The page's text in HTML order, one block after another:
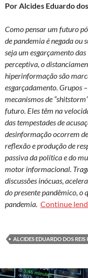
Por Alcides Eduardo
Como pensar um futuro
de pandemia é negada ou
seja um esgarçamento
perceptiva, o
hiperinformação são
esgarçadamento. Grupos
mecanismos de
futuro. Eles têm na
das tempestades de
desinformação ocorrem
reflexão e produção de
passiva da política e do
motor informacional.
discussões inócuas,
do presente pandêmico, o
pandemia. Continue
ALCIDES EDUARDO DOS REIS